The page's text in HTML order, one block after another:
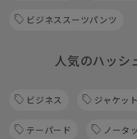
ビジネススーツパンツ
人気のハッシ
ビジネス ジャケット
テーパード ノータ